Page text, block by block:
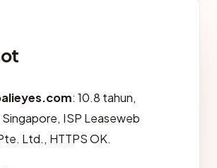
: 10.8 tahun,
ISP Leaseweb
Ltd., HTTPS OK.